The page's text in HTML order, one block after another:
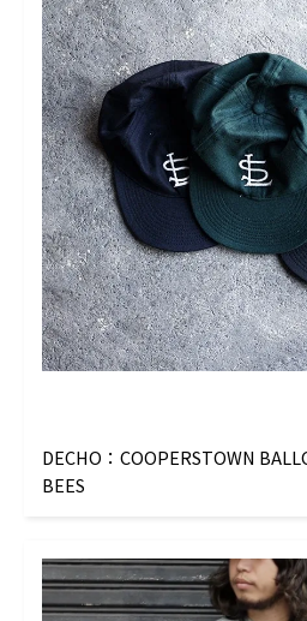
DECHO：COOPERSTOWN
BEES